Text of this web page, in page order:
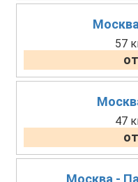
57
47
Москва -